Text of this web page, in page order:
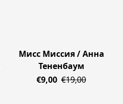
Мисс Миссия / Анна
Тененбаум
€9,00 €19,00